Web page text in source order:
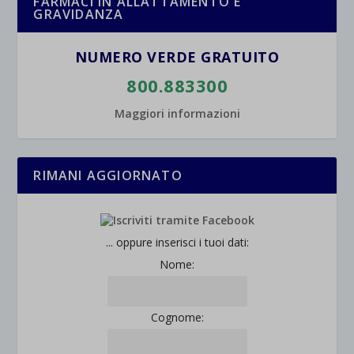
GRAVIDANZA
NUMERO VERDE GRATUITO
800.883300
Maggiori informazioni
RIMANI AGGIORNATO
... oppure inserisci i tuoi dati:
Nome:
Cognome:
wpc*